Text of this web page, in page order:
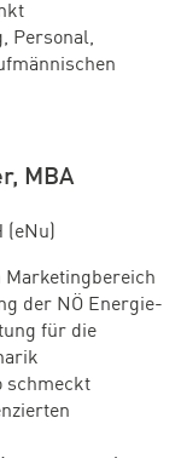
Personal,
MBA
Marketingbereich
der NÖ Energie-
für die
schmeckt